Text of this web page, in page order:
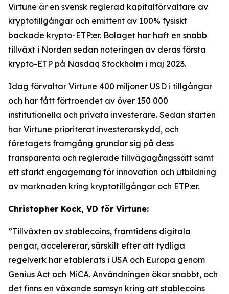
Virtune är en svensk reglerad kapitalförvaltare av
kryptotillgångar och emittent av 100% fysiskt
backade krypto-ETP:er. Bolaget har haft en snabb
tillväxt i Norden sedan noteringen av deras första
krypto-ETP på Nasdaq Stockholm i maj 2023.
Idag förvaltar Virtune 400 miljoner USD i tillgångar
och har fått förtroendet av över 150 000
institutionella och privata investerare. Sedan starten
har Virtune prioriterat investerarskydd, och
företagets framgång grundar sig på dess
transparenta och reglerade tillvägagångssätt samt
ett starkt engagemang för innovation och utbildning
av marknaden kring kryptotillgångar och ETP:er.
Christopher Kock, VD för Virtune:
”Tillväxten av stablecoins, framtidens digitala
pengar, accelererar, särskilt efter att tydliga
regelverk har etablerats i USA och Europa genom
Genius Act och MiCA. Användningen ökar snabbt, och
det finns en växande samsyn kring att stablecoins